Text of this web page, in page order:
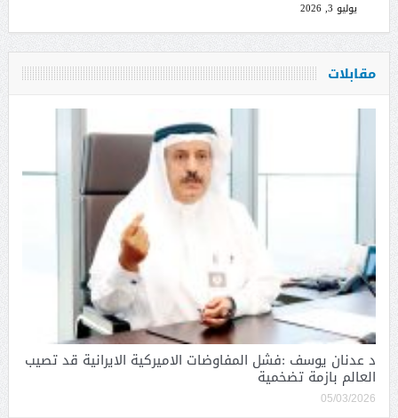
يوليو 3, 2026
مقابلات
د عدنان يوسف :فشل المفاوضات الاميركية الايرانية قد تصيب
العالم بازمة تضخمية
05/03/2026